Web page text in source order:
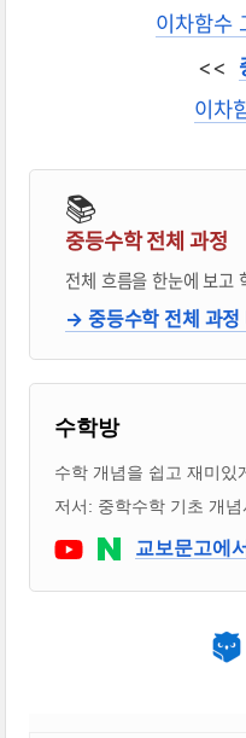
이차함수
<<
이차
📚
중등수학 전체 과정
전체 흐름을 한눈에 보고
→ 중등수학 전체 과정
블로거 & 출판 교
수학방
수학 개념을 쉽고 재미있
저서: 중학수학 기초 개
Youtube네이버 블로그
교보문고에